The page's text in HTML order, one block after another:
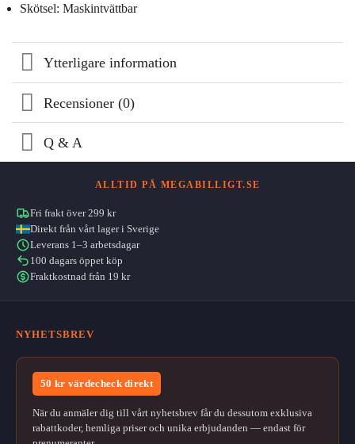
Skötsel: Maskintvättbar
Ytterligare information
Recensioner (0)
Q & A
ALLTID PÅ MEGABILLIGT.SE
Fri frakt över 299 kr
Direkt från vårt lager i Sverige
Leverans 1–3 arbetsdagar
100 dagars öppet köp
Fraktkostnad från 19 kr
NYHETSBREV
50 kr värdecheck direkt
När du anmäler dig till vårt nyhetsbrev får du dessutom exklusiva
rabattkoder, hemliga priser och unika erbjudanden — endast för